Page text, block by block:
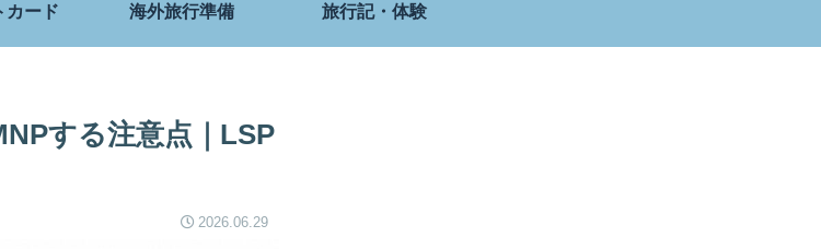
カード 海外旅行準備 旅行記・体験
する注意点｜LSP
2026.06.29